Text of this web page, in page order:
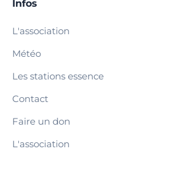
Infos
L'association
Météo
Les stations essence
Contact
Faire un don
L'association